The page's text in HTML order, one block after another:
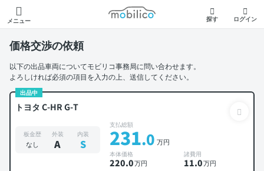
メニュー
モビリコ
探す ログイン
価格交渉の依頼
以下の出品車両についてモビリコ事務局に問い合わせます。
よろしければ必須の項目を入力の上、送信してください。
出品中
トヨタ C-HR G-T
板金歴
なし
外装
A
内装
S
支払総額
231.0 万円
本体価格
220.0万円
諸費用
11.0万円